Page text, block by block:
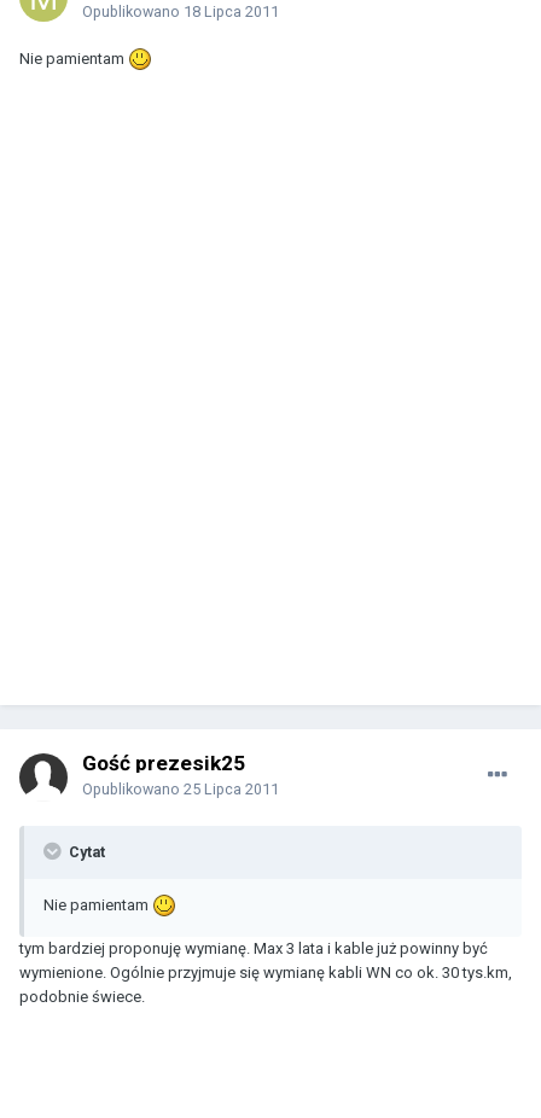
Opublikowano 18 Lipca 2011
Nie pamientam
Gość prezesik25
Opublikowano 25 Lipca 2011
Cytat
Nie pamientam
tym bardziej proponuję wymianę. Max 3 lata i kable już powinny być
wymienione. Ogólnie przyjmuje się wymianę kabli WN co ok. 30 tys.km,
podobnie świece.